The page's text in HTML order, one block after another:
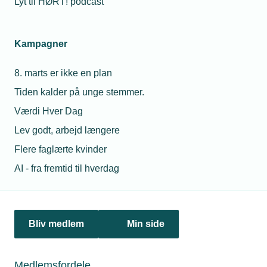
Kampagner
8. marts er ikke en plan
Tiden kalder på unge stemmer.
Værdi Hver Dag
Lev godt, arbejd længere
Flere faglærte kvinder
AI - fra fremtid til hverdag
Bliv medlem Min side
Mundtlige aftaler, manglende svar og uklare priser koster
Tekniske Installationer. I TEKNIQs podcast HØRT! kan du
blive klogere på, hvad du skal gøre, når klagen lander.